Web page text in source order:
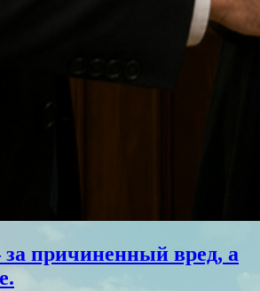
причиненный вред, а